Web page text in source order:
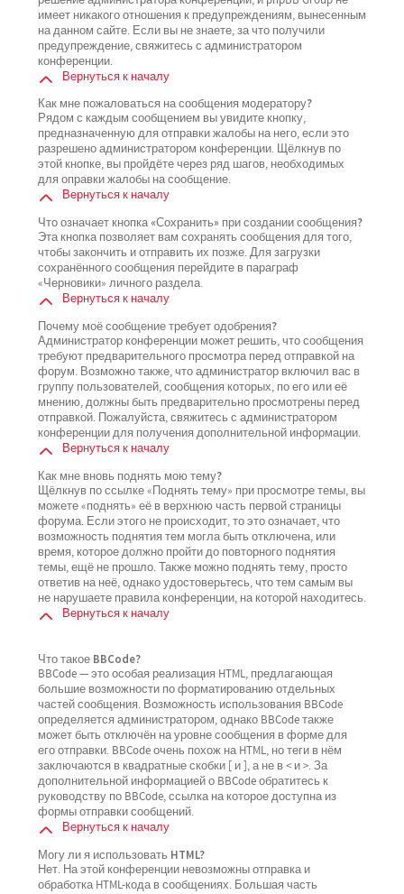
имеет никакого отношения к предупреждениям, вынесенным
на данном сайте. Если вы не знаете, за что получили
предупреждение, свяжитесь с администратором
конференции.
Вернуться к началу
Как мне пожаловаться на сообщения модератору?
Рядом с каждым сообщением вы увидите кнопку,
предназначенную для отправки жалобы на него, если это
разрешено администратором конференции. Щёлкнув по
этой кнопке, вы пройдёте через ряд шагов, необходимых
для оправки жалобы на сообщение.
Вернуться к началу
Что означает кнопка «Сохранить» при создании сообщения?
Эта кнопка позволяет вам сохранять сообщения для того,
чтобы закончить и отправить их позже. Для загрузки
сохранённого сообщения перейдите в параграф
«Черновики» личного раздела.
Вернуться к началу
Почему моё сообщение требует одобрения?
Администратор конференции может решить, что сообщения
требуют предварительного просмотра перед отправкой на
форум. Возможно также, что администратор включил вас в
группу пользователей, сообщения которых, по его или её
мнению, должны быть предварительно просмотрены перед
отправкой. Пожалуйста, свяжитесь с администратором
конференции для получения дополнительной информации.
Вернуться к началу
Как мне вновь поднять мою тему?
Щёлкнув по ссылке «Поднять тему» при просмотре темы, вы
можете «поднять» её в верхнюю часть первой страницы
форума. Если этого не происходит, то это означает, что
возможность поднятия тем могла быть отключена, или
время, которое должно пройти до повторного поднятия
темы, ещё не прошло. Также можно поднять тему, просто
ответив на неё, однако удостоверьтесь, что тем самым вы
не нарушаете правила конференции, на которой находитесь.
Вернуться к началу
Что такое BBCode?
BBCode — это особая реализация HTML, предлагающая
большие возможности по форматированию отдельных
частей сообщения. Возможность использования BBCode
определяется администратором, однако BBCode также
может быть отключён на уровне сообщения в форме для
его отправки. BBCode очень похож на HTML, но теги в нём
заключаются в квадратные скобки [ и ], а не в < и >. За
дополнительной информацией о BBCode обратитесь к
руководству по BBCode, ссылка на которое доступна из
формы отправки сообщений.
Вернуться к началу
Могу ли я использовать HTML?
Нет. На этой конференции невозможны отправка и
обработка HTML-кода в сообщениях. Большая часть